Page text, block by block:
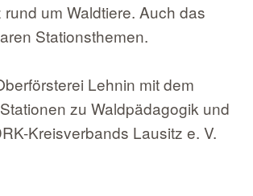
um Waldtiere. Auch das
Stationsthemen.
Lehnin mit dem
zu Waldpädagogik und
Kreisverbands Lausitz e. V.